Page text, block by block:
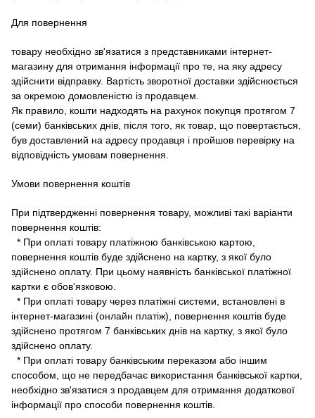
Для повернення
товару необхідно зв'язатися з представниками інтернет-
магазину для отримання інформації про те, на яку адресу
здійснити відправку. Вартість зворотної доставки здійснюється
за окремою домовленістю із продавцем.
Як правило, кошти надходять на рахунок покупця протягом 7
(семи) банківських днів, після того, як товар, що повертається,
був доставлений на адресу продавця і пройшов перевірку на
відповідність умовам повернення.
Умови повернення коштів
При підтвердженні повернення товару, можливі такі варіанти
повернення коштів:
* При оплаті товару платіжною банківською картою,
повернення коштів буде здійснено на картку, з якої було
здійснено оплату. При цьому наявність банківської платіжної
картки є обов'язковою.
* При оплаті товару через платіжні системи, встановлені в
інтернет-магазині (онлайн платіж), повернення коштів буде
здійснено протягом 7 банківських днів на картку, з якої було
здійснено оплату.
* При оплаті товару банківським переказом або іншим
способом, що не передбачає використання банківської картки,
необхідно зв'язатися з продавцем для отримання додаткової
інформації про способи повернення коштів.